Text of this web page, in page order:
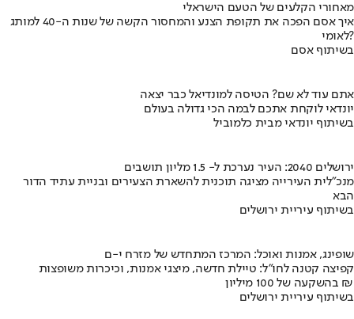
מאחורי הקלעים של הטעם הישראלי
איך אסם הפכה את תקופת הצנע והמחסור הקשה של שנות ה-40 למותג
לאומי?
בשיתוף אסם
אתם עוד לא שם? הטיסה למונדיאל כבר יצאה
יונדאי לוקחת אתכם לבמה הכי גדולה בעולם
בשיתוף יונדאי מבית כלמוביל
ירושלים 2040: העיר נערכת ל- 1.5 מליון תושבים
מנכ"לית העירייה מציגה תוכנית להשארת הצעירים ובניית עתיד הדור
הבא
בשיתוף עיריית ירושלים
שופינג, אמנות ואוכל: המרכז המתחדש של מזרח י-ם
קפיצה קטנה לחו"ל: טיילת חדשה, מיצגי אמנות, וכיכרות משופצות
בהשקעה של 100 מיליון ₪
בשיתוף עיריית ירושלים